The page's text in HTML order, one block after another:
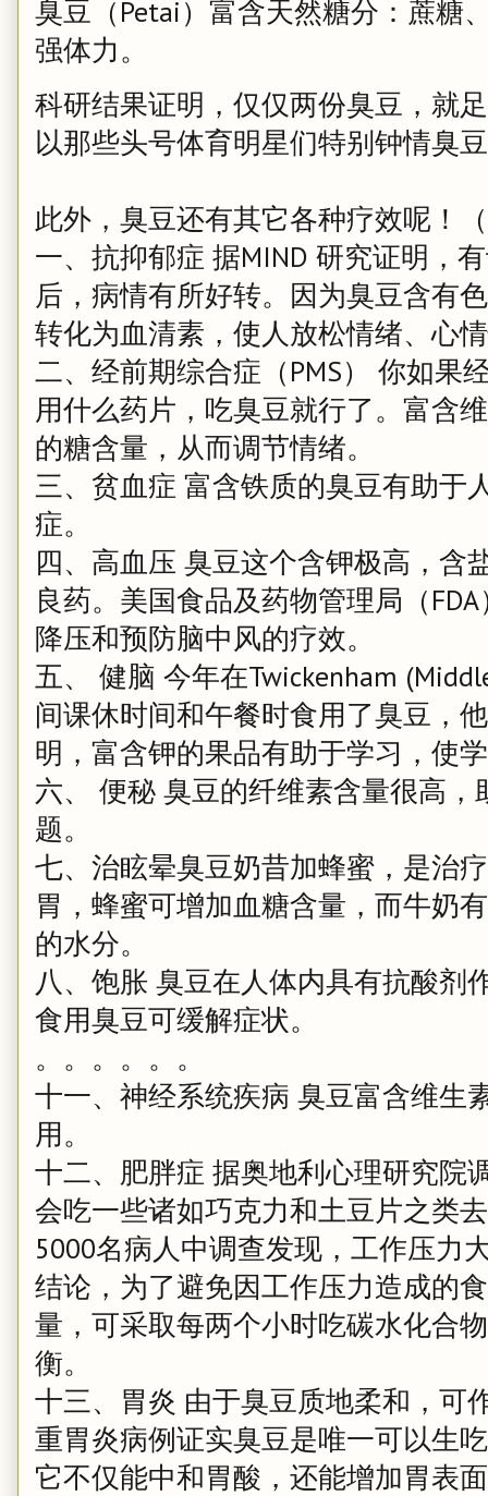
臭豆（Petai）富含天然糖分：蔗糖
强体力。
科研结果证明，仅仅两份臭豆，就
以那些头号体育明星们特别钟情臭
此外，臭豆还有其它各种疗效呢！
一、抗抑郁症 据MIND 研究证明，
后，病情有所好转。因为臭豆含有
转化为血清素，使人放松情绪、心
二、经前期综合症（PMS） 你如果
用什么药片，吃臭豆就行了。富含
的糖含量，从而调节情绪。
三、贫血症 富含铁质的臭豆有助于
症。
四、高血压 臭豆这个含钾极高，含
良药。美国食品及药物管理局（
降压和预防脑中风的疗效。
五、 健脑 今年在Twickenham
间课休时间和午餐时食用了臭豆，
明，富含钾的果品有助于学习，使
六、 便秘 臭豆的纤维素含量很高
题。
七、治眩晕臭豆奶昔加蜂蜜，是治
胃，蜂蜜可增加血糖含量，而牛奶
的水分。
八、饱胀 臭豆在人体内具有抗酸剂
食用臭豆可缓解症状。
。。。。。。
十一、神经系统疾病 臭豆富含维生
用。
十二、肥胖症 据奥地利心理研究院
会吃一些诸如巧克力和土豆片之类
5000名病人中调查发现，工作压力
结论，为了避免因工作压力造成的
量，可采取每两个小时吃碳水化合
衡。
十三、胃炎 由于臭豆质地柔和，可
重胃炎病例证实臭豆是唯一可以生
它不仅能中和胃酸，还能增加胃表